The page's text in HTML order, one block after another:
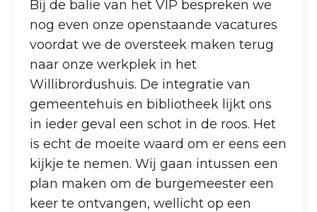
Bij de balie van het VIP bespreken we
nog even onze openstaande vacatures
voordat we de oversteek maken terug
naar onze werkplek in het
Willibrordushuis. De integratie van
gemeentehuis en bibliotheek lijkt ons
in ieder geval een schot in de roos. Het
is echt de moeite waard om er eens een
kijkje te nemen. Wij gaan intussen een
plan maken om de burgemeester een
keer te ontvangen, wellicht op een